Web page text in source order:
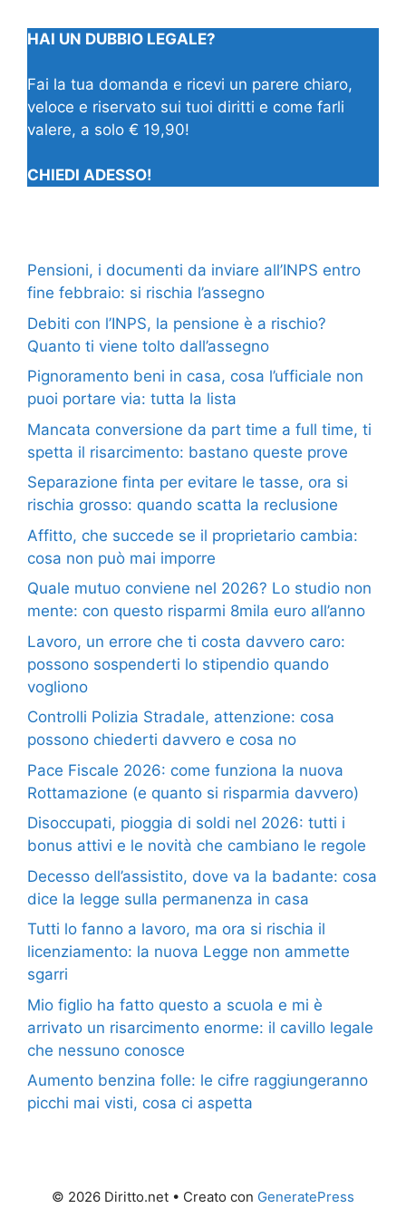
HAI UN DUBBIO LEGALE?
Fai la tua domanda e ricevi un parere chiaro,
veloce e riservato sui tuoi diritti e come farli
valere, a solo € 19,90!
CHIEDI ADESSO!
Pensioni, i documenti da inviare all’INPS entro
fine febbraio: si rischia l’assegno
Debiti con l’INPS, la pensione è a rischio?
Quanto ti viene tolto dall’assegno
Pignoramento beni in casa, cosa l’ufficiale non
puoi portare via: tutta la lista
Mancata conversione da part time a full time, ti
spetta il risarcimento: bastano queste prove
Separazione finta per evitare le tasse, ora si
rischia grosso: quando scatta la reclusione
Affitto, che succede se il proprietario cambia:
cosa non può mai imporre
Quale mutuo conviene nel 2026? Lo studio non
mente: con questo risparmi 8mila euro all’anno
Lavoro, un errore che ti costa davvero caro:
possono sospenderti lo stipendio quando
vogliono
Controlli Polizia Stradale, attenzione: cosa
possono chiederti davvero e cosa no
Pace Fiscale 2026: come funziona la nuova
Rottamazione (e quanto si risparmia davvero)
Disoccupati, pioggia di soldi nel 2026: tutti i
bonus attivi e le novità che cambiano le regole
Decesso dell’assistito, dove va la badante: cosa
dice la legge sulla permanenza in casa
Tutti lo fanno a lavoro, ma ora si rischia il
licenziamento: la nuova Legge non ammette
sgarri
Mio figlio ha fatto questo a scuola e mi è
arrivato un risarcimento enorme: il cavillo legale
che nessuno conosce
Aumento benzina folle: le cifre raggiungeranno
picchi mai visti, cosa ci aspetta
© 2026 Diritto.net • Creato con GeneratePress